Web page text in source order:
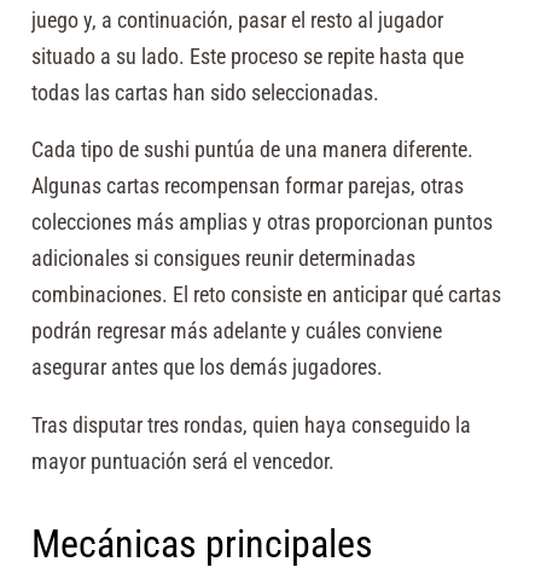
juego y, a continuación, pasar el resto al jugador
situado a su lado. Este proceso se repite hasta que
todas las cartas han sido seleccionadas.
Cada tipo de sushi puntúa de una manera diferente.
Algunas cartas recompensan formar parejas, otras
colecciones más amplias y otras proporcionan puntos
adicionales si consigues reunir determinadas
combinaciones. El reto consiste en anticipar qué cartas
podrán regresar más adelante y cuáles conviene
asegurar antes que los demás jugadores.
Tras disputar tres rondas, quien haya conseguido la
mayor puntuación será el vencedor.
Mecánicas principales